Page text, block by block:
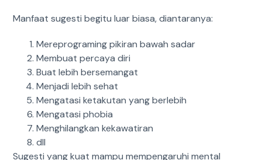
Manfaat sugesti begitu luar biasa, diantaranya:
Mereprograming pikiran bawah sadar
Membuat percaya diri
Buat lebih bersemangat
Menjadi lebih sehat
Mengatasi ketakutan yang berlebih
Mengatasi phobia
Menghilangkan kekawatiran
dll
Sugesti yang kuat mampu mempengaruhi mental